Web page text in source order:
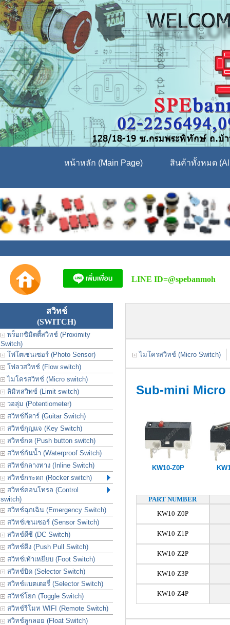
หน้าหลัก (Main Page) สินค้าทั้งหมด
LINE ID=@spebanmoh
สวิทช์
(SWITCH)
พร็อกซิมิตตี้สวิทช์ (Proximity
Switch)
โฟโตเซนเซอร์ (Photo Sensor)
โฟลวสวิทช์ (Flow switch)
ไมโครสวิทช์ (Micro switch)
ลิมิทสวิทช์ (Limit switch)
วอลุ่ม (Potentiometer)
สวิทช์กีตาร์ (Guitar Switch)
สวิทช์กุญแจ (Key Switch)
สวิทช์กด (Push button switch)
สวิทช์กันน้ำ (Waterproof Switch)
สวิทช์กลางทาง (Inline Switch)
สวิทช์กระดก (Rocker switch)
สวิทช์คอนโทรล (Control
switch)
สวิทช์ฉุกเฉิน (Emergency Switch)
สวิทช์เซนเซอร์ (Sensor Switch)
สวิทช์ดีซี (DC Switch)
สวิทช์ดึง (Push Pull Switch)
สวิทช์เท้าเหยียบ (Foot Switch)
สวิทช์บิด (Selector Switch)
สวิทช์แบตเตอรี่ (Selector Switch)
สวิทช์โยก (Toggle Switch)
สวิทช์รีโมท WIFI (Remote Switch)
สวิทช์ลูกลอย (Float Switch)
ไมโครสวิทช์ (Micro Switch)
Sub-mini Micro
KW10-Z0P
PART NUMBER
KW10-Z0P
KW10-Z1P
KW10-Z2P
KW10-Z3P
KW10-Z4P